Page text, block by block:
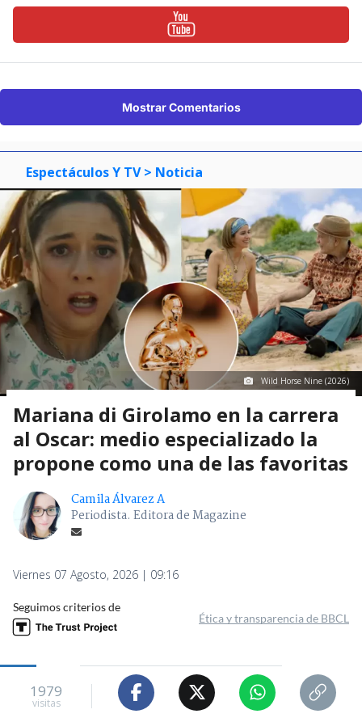
Mostrar Comentarios
Espectáculos Y TV > Noticia
Wild Horse Nine (2026)
Mariana di Girolamo en la carrera
al Oscar: medio especializado la
propone como una de las favoritas
Camila Álvarez A
Periodista. Editora de Magazine
Viernes 07 Agosto, 2026 | 09:16
Seguimos criterios de
Ética y transparencia de BBCL
1979
visitas